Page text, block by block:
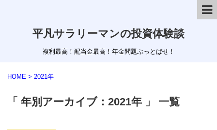
平凡サラリーマンの投資体験談
複利最高！配当金最高！年金問題ぶっとばせ！
HOME > 2021年
「 年別アーカイブ：2021年 」 一覧